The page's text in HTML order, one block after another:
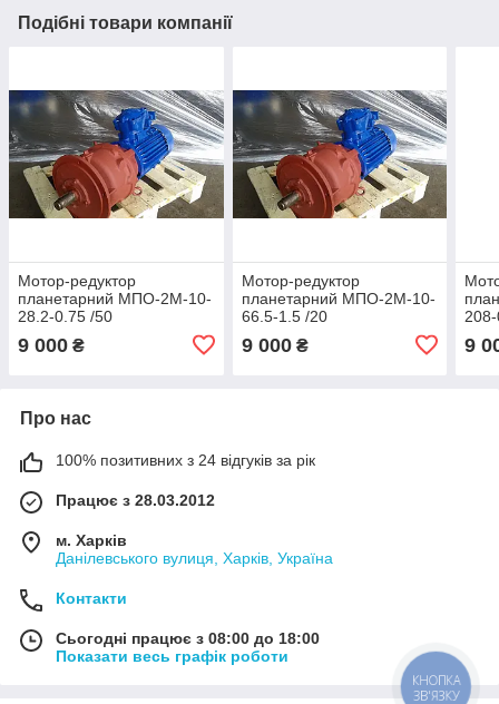
Подібні товари компанії
Мотор-редуктор
планетарний МПО-2М-10-
28.2-0.75 /50
9 000 ₴
Мотор-редуктор
планетарний МПО-2М-10-
66.5-1.5 /20
9 000₴ 9
Про нас
100% позитивних з 24 відгуків за рік
Працює з 28.03.2012
м. Харків
Данілевського вулиця, Харків, Україна
Контакти
Сьогодні працює з 08:00 до 18:00
Показати весь графік роботи
КНОПКА
ЗВ'ЯЗКУ